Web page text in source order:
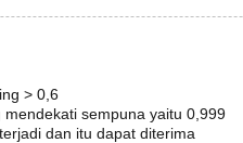
> 0,6
sempuna yaitu 0,999
dan itu dapat diterima